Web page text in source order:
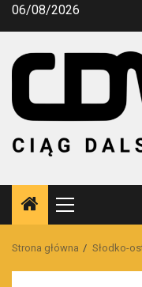
Przejdź
06/08/2026
Menu
główne
Strona główna Słodko-